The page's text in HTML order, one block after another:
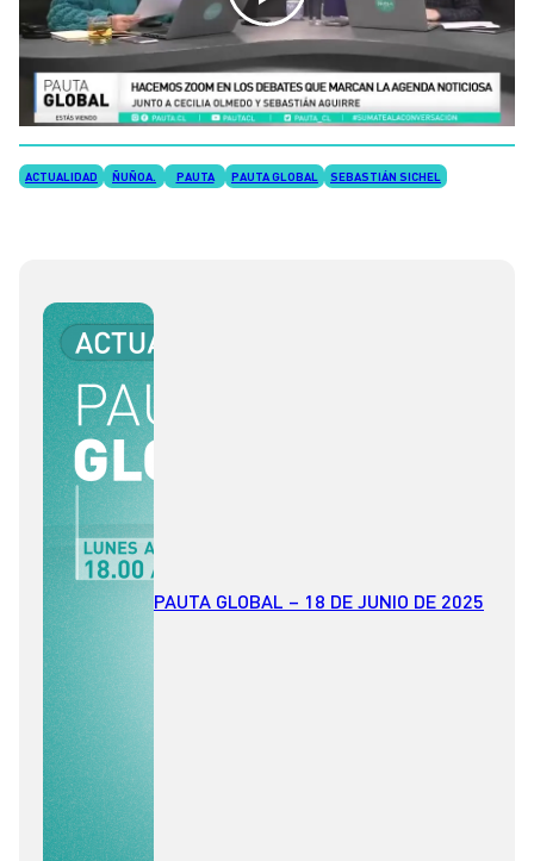
ACTUALIDAD ÑUÑOA. PAUTA PAUTA GLOBAL SEBASTIÁN SICHEL
PAUTA GLOBAL – 18 DE JUNIO DE 2025